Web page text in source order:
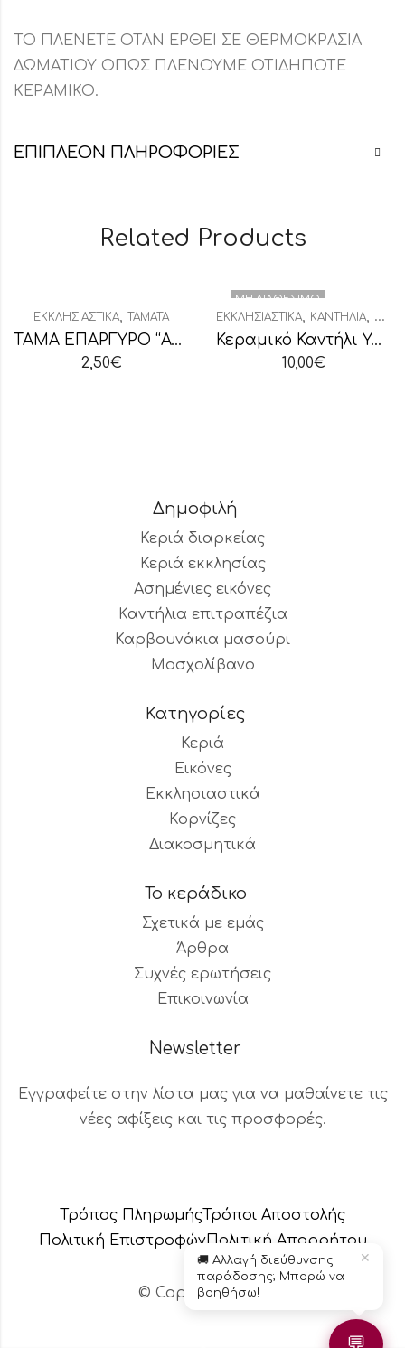
ΤΟ ΠΛΕΝΕΤΕ ΟΤΑΝ ΕΡΘΕΙ ΣΕ ΘΕΡΜΟΚΡΑΣΙΑ
ΔΩΜΑΤΙΟΥ ΟΠΩΣ ΠΛΕΝΟΥΜΕ ΟΤΙΔΗΠΟΤΕ
ΚΕΡΑΜΙΚΟ.
ΕΠΙΠΛΈΟΝ ΠΛΗΡΟΦΟΡΊΕΣ
Related Products
ΕΚΚΛΗΣΙΑΣΤΙΚΆ, ΤΆΜΑΤΑ
ΤΑΜΑ ΕΠΑΡΓΥΡΟ “ΑΥΤΟΚΙΝΗΤΟ”
2,50€
ΜΗ ΔΙΑΘΈΣΙΜΟ
ΕΚΚΛΗΣΙΑΣΤΙΚΆ, ΚΑΝΤΉΛΙΑ,
Κεραμικό Καντήλι Υαλομένο Λευκό
10,00€
Δημοφιλή
Κεριά διαρκείας
Κεριά εκκλησίας
Ασημένιες εικόνες
Καντήλια επιτραπέζια
Καρβουνάκια μασούρι
Μοσχολίβανο
Κατηγορίες
Κεριά
Εικόνες
Εκκλησιαστικά
Κορνίζες
Διακοσμητικά
Το κεράδικο
Σχετικά με εμάς
Άρθρα
Συχνές ερωτήσεις
Επικοινωνία
Newsletter
Εγγραφείτε στην λίστα μας για να μαθαίνετε τις
νέες αφίξεις και τις προσφορές.
Τρόπος Πληρωμής Τρόποι Αποστολής
Πολιτική ΕπιστροφώνΠολιτική Aπορρήτου
© Copyright 2024 – Το κεράδικο
✕
🚚 Αλλαγή διεύθυνσης
παράδοσης; Μπορώ να
βοηθήσω!